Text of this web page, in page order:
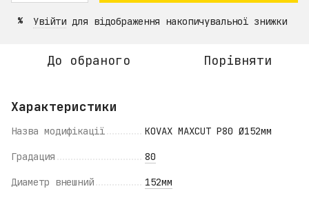
% Увійти для відображення накопичувальної знижки
До обраного Порівняти
Характеристики
Назва модифікації KOVAX MAXCUT P80 Ø152мм
Градация 80
Диаметр внешний 152мм